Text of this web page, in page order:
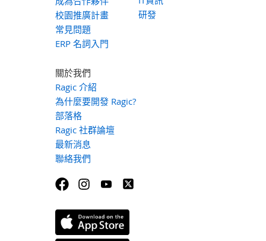
校園推廣計畫
常見問題
ERP 名詞入門
研發
關於我們
Ragic 介紹
為什麼要開發 Ragic?
部落格
Ragic 社群論壇
最新消息
聯絡我們